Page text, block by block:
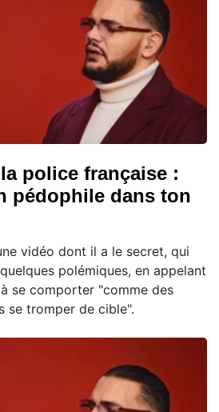
police française :
pédophile dans ton
vidéo dont il a le secret, qui
polémiques, en appelant
se comporter "comme des
se tromper de cible".